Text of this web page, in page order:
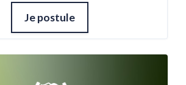
Je postule